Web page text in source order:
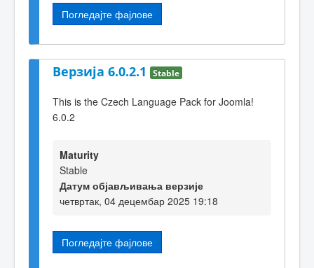
Погледајте фајлове
Верзија 6.0.2.1 Stable
This is the Czech Language Pack for Joomla!
6.0.2
Maturity
Stable
Датум објављивања верзије
четвртак, 04 децембар 2025 19:18
Погледајте фајлове